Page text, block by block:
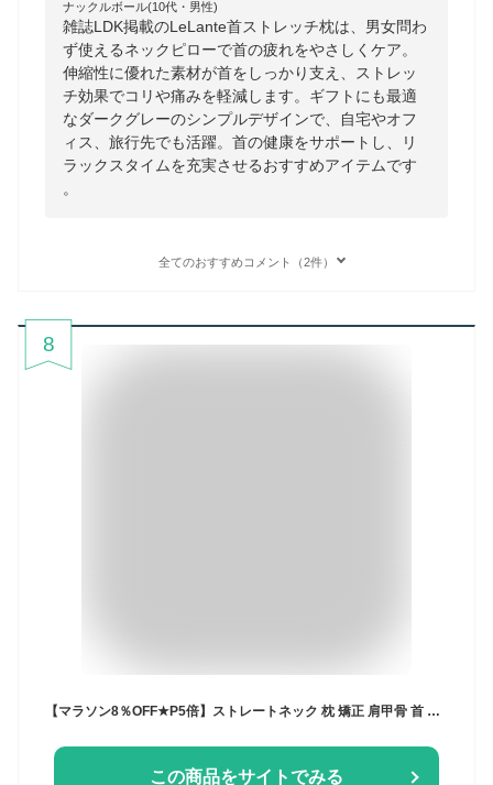
ナックルボール(10代・男性)
雑誌LDK掲載のLeLante首ストレッチ枕は、男女問わ
ず使えるネックピローで首の疲れをやさしくケア。
伸縮性に優れた素材が首をしっかり支え、ストレッ
チ効果でコリや痛みを軽減します。ギフトにも最適
なダークグレーのシンプルデザインで、自宅やオフ
ィス、旅行先でも活躍。首の健康をサポートし、リ
ラックスタイムを充実させるおすすめアイテムです
。
全てのおすすめコメント（2件）
8
【マラソン8％OFF★P5倍】ストレートネック 枕 矯正 肩甲骨 首 ストレッチ ネックピロー ネックリラックスピロー 首 枕 首ストレッチ枕 ストレートネック スマホ首 ネックストレッチピロー ネックストレッチャー ストレッチ モデル セルフ整体 首枕 肩 リラックス
この商品をサイトでみる